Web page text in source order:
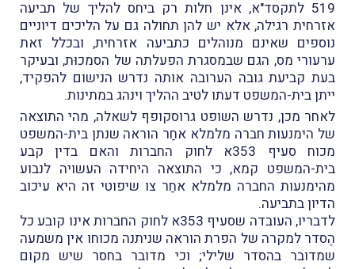
519 לתקסד"א, אינן חלות רק ביחס להליך של תביעה
אזרחית רגילה, אלא יש להן תחולה גם על הליכים דיוניים
נוספים שאינם מנוהלים כתביעה אזרחית, ובכלל זאת
ערעורי מס, הגם שבמסגרת הפעלתה של הסמכוּת, ובעיקר
בעת קביעת גובה הערובה אותה נדרש הנישום להפקיד,
ייתן בית-המשפט דעתו לטיב ההליך וינהג במתינות.
לאחר מכן, נדרש השופט גרוסקופף לשאלה, מהי התוצאה
של הימנעות חברה מלמלא אחַר הוראה שנתן בית-המשפט
מכוח סעיף 353א לחוק החברות והאם בדין קבע
בית-המשפט קמא, כי התוצאה היחידה העשויה לנבוע
מהימנעות החברה מלמלא אחַר צו שיפוטי זה היא עיכוב
הדיון בתביעה.
לדבריו, העובדה שסעיף 353א לחוק החברות אינו קובע כל
הֶסדר למקרה של הפרת הוראה שניתנה מכוחו אין משמעה
שמדובר בהסדר שלילי; וכי מדובר בחסר שיש מקום